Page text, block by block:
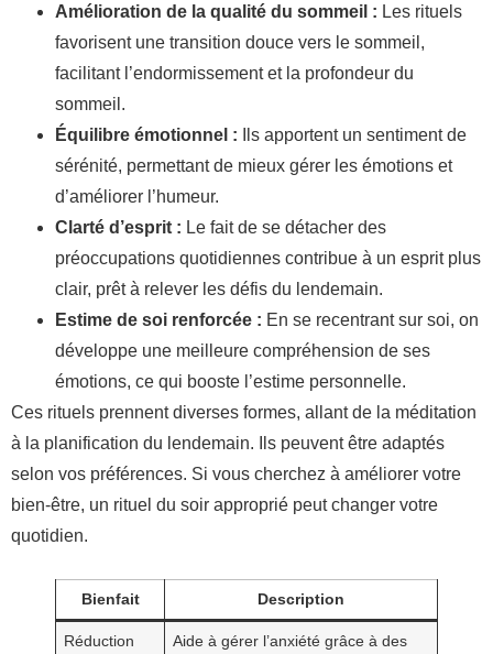
Amélioration de la qualité du sommeil : Les rituels
favorisent une transition douce vers le sommeil,
facilitant l’endormissement et la profondeur du
sommeil.
Équilibre émotionnel : Ils apportent un sentiment de
sérénité, permettant de mieux gérer les émotions et
d’améliorer l’humeur.
Clarté d’esprit : Le fait de se détacher des
préoccupations quotidiennes contribue à un esprit plus
clair, prêt à relever les défis du lendemain.
Estime de soi renforcée : En se recentrant sur soi, on
développe une meilleure compréhension de ses
émotions, ce qui booste l’estime personnelle.
Ces rituels prennent diverses formes, allant de la méditation
à la planification du lendemain. Ils peuvent être adaptés
selon vos préférences. Si vous cherchez à améliorer votre
bien-être, un rituel du soir approprié peut changer votre
quotidien.
Bienfait Description
Réduction
Aide à gérer l’anxiété grâce à des